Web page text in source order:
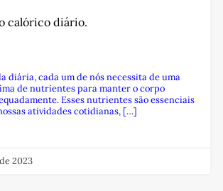
calórico diário.
diária, cada um de nós necessita de uma
de nutrientes para manter o corpo
Esses nutrientes são essenciais
atividades cotidianas, […]
2023